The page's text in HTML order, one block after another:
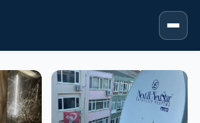
ve Gebze elektrikçi